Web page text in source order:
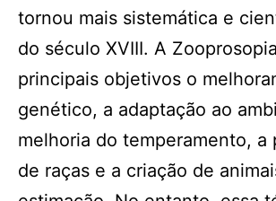
tornou mais sistemática e
do século XVIII. A
principais objetivos o
genético, a adaptação ao
melhoria do temperamento, a
de raças e a criação de